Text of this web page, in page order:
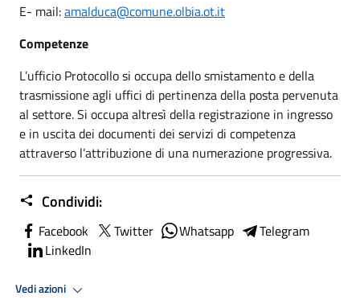
E- mail:amalduca@comune.olbia.ot.it
Competenze
L’ufficio Protocollo si occupa dello smistamento e della
trasmissione agli uffici di pertinenza della posta pervenuta
al settore. Si occupa altresì della registrazione in ingresso
e in uscita dei documenti dei servizi di competenza
attraverso l’attribuzione di una numerazione progressiva.
Condividi:
Facebook Twitter Whatsapp
Telegram
LinkedIn
Vedi azioni